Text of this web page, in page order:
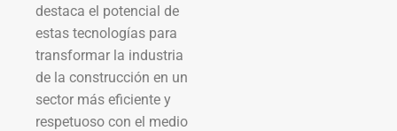
destaca el potencial de
estas tecnologías para
transformar la industria
de la construcción en un
sector más eficiente y
respetuoso con el medio